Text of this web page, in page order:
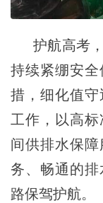
护航高考，
持续紧绷安
措，细化值
工作，以高
间供排水保
务、畅通的
路保驾护航。